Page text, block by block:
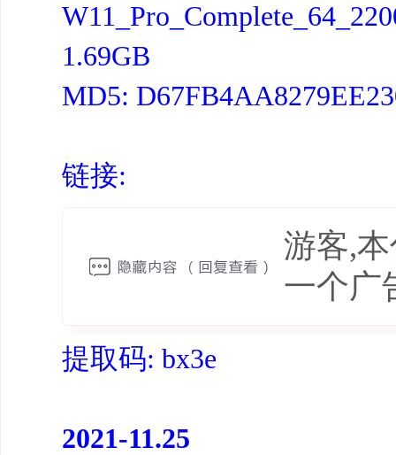
1.69GB
MD5:
链接:
游客,
一个广
提取码: bx3e
2021-11.25